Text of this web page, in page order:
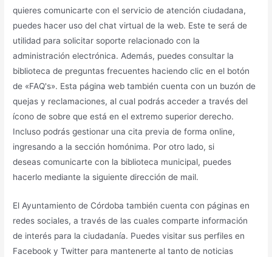
quieres comunicarte con el servicio de atención ciudadana,
puedes hacer uso del chat virtual de la web. Este te será de
utilidad para solicitar soporte relacionado con la
administración electrónica. Además, puedes consultar la
biblioteca de preguntas frecuentes haciendo clic en el botón
de «FAQ's». Esta página web también cuenta con un buzón de
quejas y reclamaciones, al cual podrás acceder a través del
ícono de sobre que está en el extremo superior derecho.
Incluso podrás gestionar una cita previa de forma online,
ingresando a la sección homónima. Por otro lado, si
deseas comunicarte con la biblioteca municipal, puedes
hacerlo mediante la siguiente dirección de mail.
El Ayuntamiento de Córdoba también cuenta con páginas en
redes sociales, a través de las cuales comparte información
de interés para la ciudadanía. Puedes visitar sus perfiles en
Facebook y Twitter para mantenerte al tanto de noticias